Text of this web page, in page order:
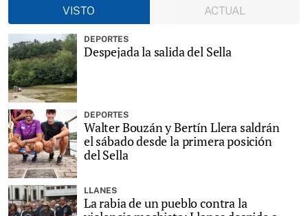
VISTO
ACTUAL
DEPORTES
Despejada la salida del Sella
DEPORTES
Walter Bouzán y Bertín Llera saldrán
el sábado desde la primera posición
del Sella
LLANES
La rabia de un pueblo contra la